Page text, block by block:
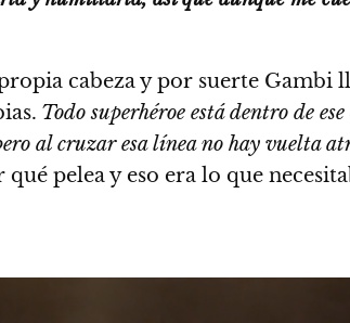
cabeza y por suerte Gambi
Todo superhéroe está dentro de
al cruzar esa línea no hay vuelta
pelea y eso era lo que